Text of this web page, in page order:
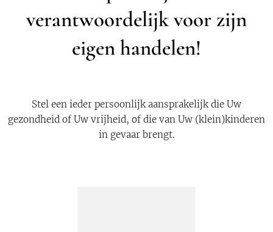
verantwoordelijk voor zijn
eigen handelen!
Stel een ieder persoonlijk aansprakelijk die Uw
gezondheid of Uw vrijheid, of die van Uw (klein)kinderen
in gevaar brengt.